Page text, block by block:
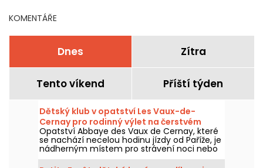
KOMENTÁŘE
Dnes Zítra
Tento víkend Příští týden
Dětský klub v opatství Les Vaux-de-
Cernay pro rodinný výlet na čerstvém
vzduchu
Opatství Abbaye des Vaux de Cernay, které
se nachází necelou hodinu jízdy od Paříže, je
nádherným místem pro strávení noci nebo
víkendu. Je to ideální místo pro romantický